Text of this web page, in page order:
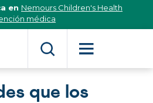
en Nemours Children's Health
médica
que los